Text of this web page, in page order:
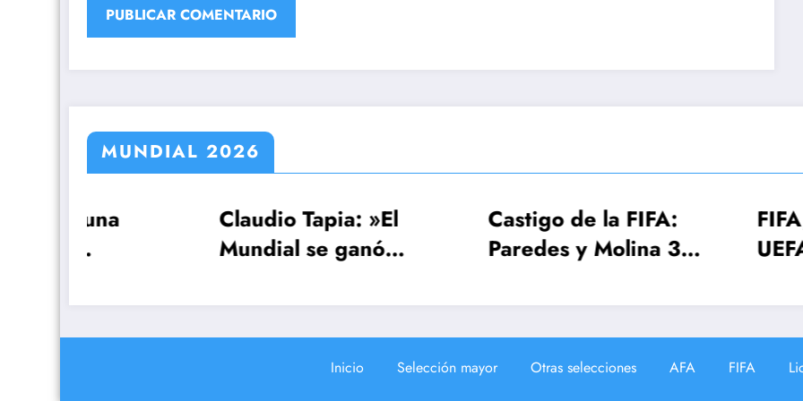
MUNDIAL 2026
Claudio Tapia: »El
Mundial se ganó
Inglaterra»
Castigo de la FIFA:
Paredes y Molina 3
sola
FIFA, Conmebol
UEFA estudian
¡64 selecciones!
Inicio Selección mayor Otras selecciones AFA FIFA